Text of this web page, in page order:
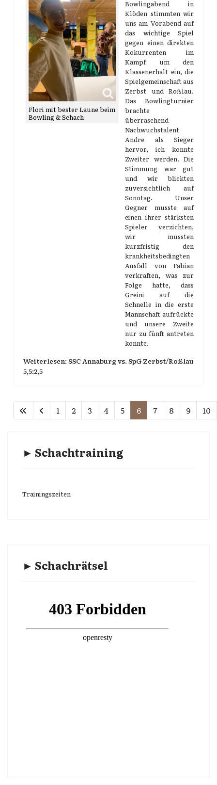
Flori mit bester Laune beim
Bowling & Schach
Bowlingabend in
Klöden stimmten wir
uns am Vorabend auf
das wichtige Spiel
gegen einen direkten
Kokurrenten im
Kampf um den
Klassenerhalt ein, die
Spielgemeinschaft aus
Zerbst und Roßlau.
Das Bowlingturnier
brachte
überraschend
Nachwuchstalent
Andre als Sieger
hervor, ich konnte
Zweiter werden. Die
Stimmung war gut
und wir blickten
zuversichtlich auf
Sonntag. Unser
Gegner musste auf
einen ihrer stärksten
Spieler verzichten,
wir mussten
kurzfristig den
krankheitsbedingten
Ausfall von Fabian
verkraften, was zur
Folge hatte, dass
Greini auf die
Schnelle in die erste
Mannschaft aufrückte
und unsere Zweite
nur zu fünft antreten
konnte.
Weiterlesen: SSC Annaburg vs. SpG Zerbst/Roßlau
5,5:2,5
1 2 3 4 5 6 7 8 9 10
► Schachtraining
Trainingszeiten
► Schachrätsel